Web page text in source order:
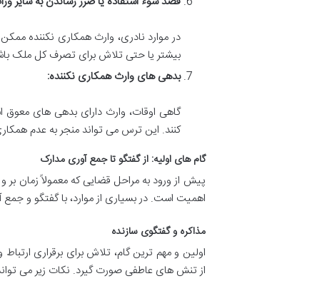
در موارد نادری، وارث همکاری نکننده
بیشتر یا حتی تلاش برای تصرف کل ملک
بدهی های وارث همکاری نکننده:
گاهی اوقات، وارث دارای بدهی های معوق
کنند. این ترس می تواند منجر به عدم
گام های اولیه: از گفتگو تا جمع آوری مدارک
پیش از ورود به مراحل قضایی که معمولاً زمان بر
اهمیت است. در بسیاری از موارد، با گفتگو و
مذاکره و گفتگوی سازنده
اولین و مهم ترین گام، تلاش برای برقراری
از تنش های عاطفی صورت گیرد. نکات زیر می